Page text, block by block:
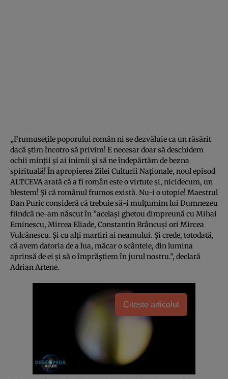
„Frumusețile poporului român ni se dezvăluie ca un răsărit
dacă știm încotro să privim! E necesar doar să deschidem
ochii minții și ai inimii și să ne îndepărtăm de bezna
spirituală! În apropierea Zilei Culturii Naționale, noul episod
ALTCEVA arată că a fi român este o virtute și, nicidecum, un
blestem! Și că românul frumos există. Nu-i o utopie! Maestrul
Dan Puric consideră că trebuie să-i mulțumim lui Dumnezeu
fiindcă ne-am născut în ”același ghetou dimpreună cu Mihai
Eminescu, Mircea Eliade, Constantin Brâncuși ori Mircea
Vulcănescu. Și cu alți martiri ai neamului. Și crede, totodată,
că avem datoria de a lua, măcar o scânteie, din lumina
aprinsă de ei și să o împrăștiem în jurul nostru.”, declară
Adrian Artene.
Citește articolul